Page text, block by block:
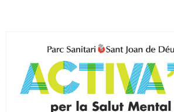
Retiment de Comptes
Accés a Informació Pública
Equipaments
Mercats Municipals